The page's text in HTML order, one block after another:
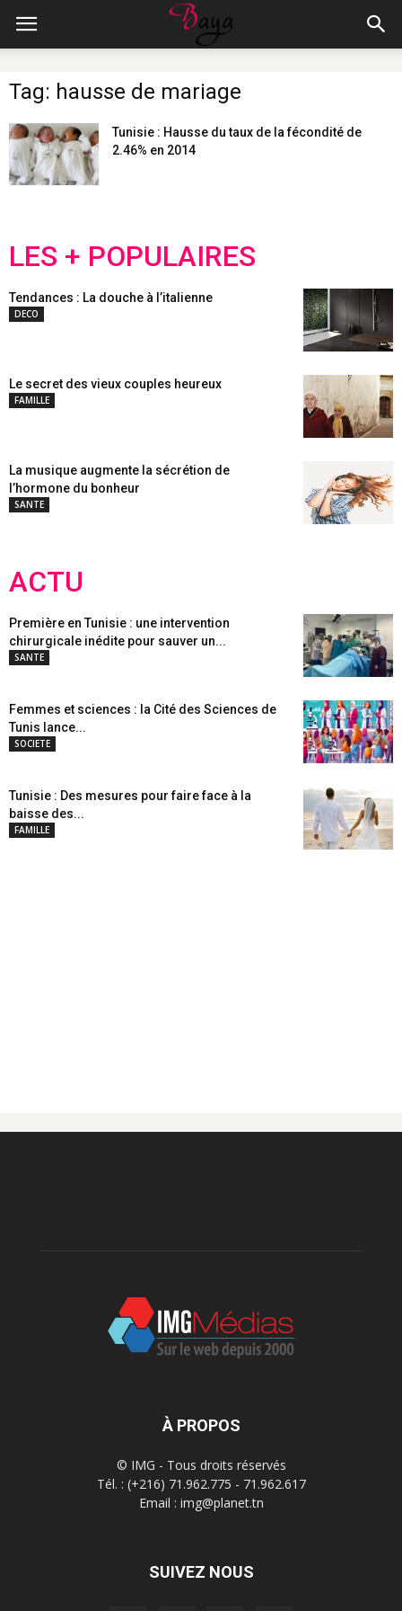
Tag: hausse de mariage
Tunisie : Hausse du taux de la fécondité de
2.46% en 2014
LES + POPULAIRES
Tendances : La douche à l’italienne
DECO
Le secret des vieux couples heureux
FAMILLE
La musique augmente la sécrétion de
l’hormone du bonheur
SANTE
ACTU
Première en Tunisie : une intervention
chirurgicale inédite pour sauver un...
SANTE
Femmes et sciences : la Cité des Sciences de
Tunis lance...
SOCIETE
Tunisie : Des mesures pour faire face à la
baisse des...
FAMILLE
À PROPOS
© IMG - Tous droits réservés
Tél. : (+216) 71.962.775 - 71.962.617
Email : img@planet.tn
SUIVEZ NOUS